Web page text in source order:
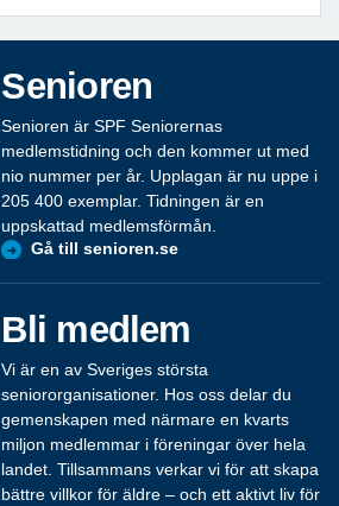
Senioren
Senioren är SPF Seniorernas
medlemstidning och den kommer ut med
nio nummer per år. Upplagan är nu uppe i
205 400 exemplar. Tidningen är en
uppskattad medlemsförmån.
Gå till senioren.se
Bli medlem
Vi är en av Sveriges största
seniororganisationer. Hos oss delar du
gemenskapen med närmare en kvarts
miljon medlemmar i föreningar över hela
landet. Tillsammans verkar vi för att skapa
bättre villkor för äldre – och ett aktivt liv för